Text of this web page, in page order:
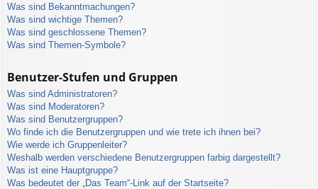
Was sind Bekanntmachungen?
Was sind wichtige Themen?
Was sind geschlossene Themen?
Was sind Themen-Symbole?
Benutzer-Stufen und Gruppen
Was sind Administratoren?
Was sind Moderatoren?
Was sind Benutzergruppen?
Wo finde ich die Benutzergruppen und wie trete ich ihnen bei?
Wie werde ich Gruppenleiter?
Weshalb werden verschiedene Benutzergruppen farbig dargestellt?
Was ist eine Hauptgruppe?
Was bedeutet der „Das Team“-Link auf der Startseite?